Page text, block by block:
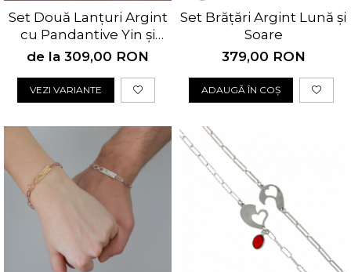
Set Două Lanțuri Argint
cu Pandantive Yin și
Yang Personalizate
de la 309,00 RON
VEZI VARIANTE
Set Brățări Argint Lună și
Soare
379,00 RON
ADAUGĂ ÎN COȘ